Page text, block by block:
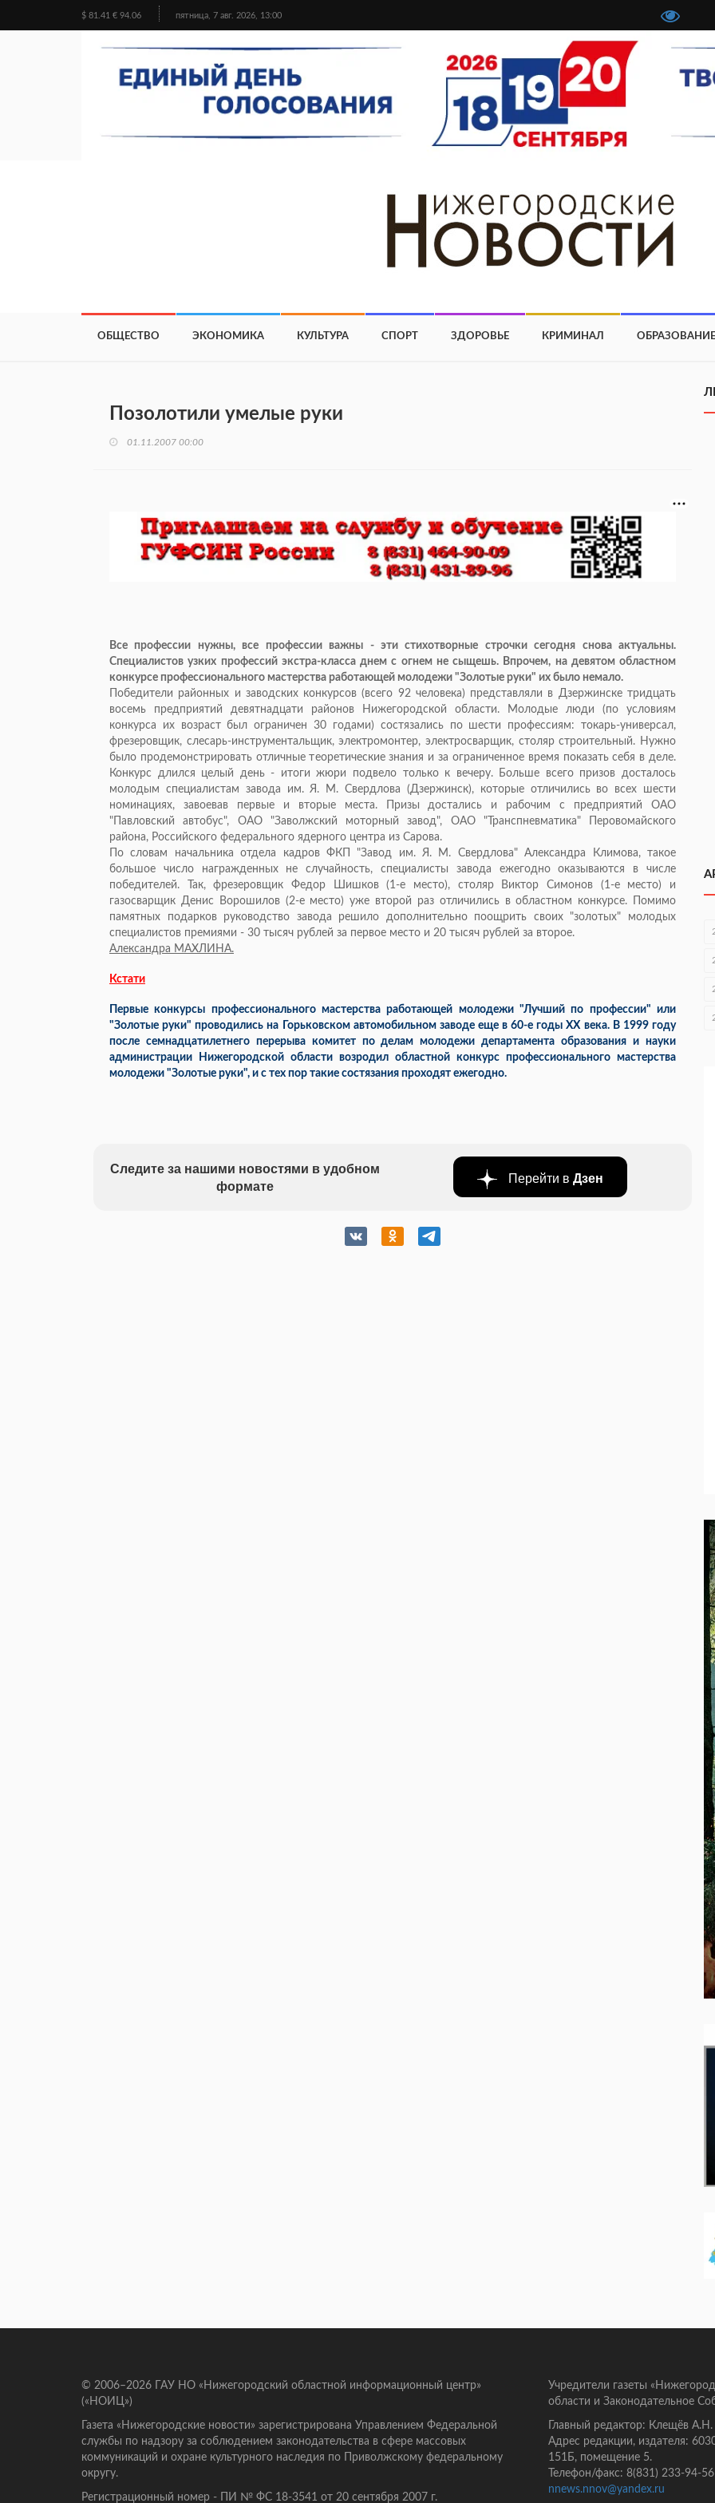
$ 81.41 € 94.06 пятница, 7 авг. 2026, 13:00
ОБЩЕСТВО ЭКОНОМИКА КУЛЬТУРА СПОРТ ЗДОРОВЬЕ КРИМИНАЛ ОБРАЗОВАНИЕ
Позолотили умелые руки
01.11.2007 00:00
Все профессии нужны, все профессии важны - эти стихотворные строчки сегодня снова актуальны.
Специалистов узких профессий экстра-класса днем с огнем не сыщешь. Впрочем, на девятом областном
конкурсе профессионального мастерства работающей молодежи "Золотые руки" их было немало.
Победители районных и заводских конкурсов (всего 92 человека) представляли в Дзержинске тридцать
восемь предприятий девятнадцати районов Нижегородской области. Молодые люди (по условиям
конкурса их возраст был ограничен 30 годами) состязались по шести профессиям: токарь-универсал,
фрезеровщик, слесарь-инструментальщик, электромонтер, электросварщик, столяр строительный. Нужно
было продемонстрировать отличные теоретические знания и за ограниченное время показать себя в деле.
Конкурс длился целый день - итоги жюри подвело только к вечеру. Больше всего призов досталось
молодым специалистам завода им. Я. М. Свердлова (Дзержинск), которые отличились во всех шести
номинациях, завоевав первые и вторые места. Призы достались и рабочим с предприятий ОАО
"Павловский автобус", ОАО "Заволжский моторный завод", ОАО "Транспневматика" Перовомайского
района, Российского федерального ядерного центра из Сарова.
По словам начальника отдела кадров ФКП "Завод им. Я. М. Свердлова" Александра Климова, такое
большое число награжденных не случайность, специалисты завода ежегодно оказываются в числе
победителей. Так, фрезеровщик Федор Шишков (1-е место), столяр Виктор Симонов (1-е место) и
газосварщик Денис Ворошилов (2-е место) уже второй раз отличились в областном конкурсе. Помимо
памятных подарков руководство завода решило дополнительно поощрить своих "золотых" молодых
специалистов премиями - 30 тысяч рублей за первое место и 20 тысяч рублей за второе.
Александра МАХЛИНА.
Кстати
Первые конкурсы профессионального мастерства работающей молодежи "Лучший по профессии" или
"Золотые руки" проводились на Горьковском автомобильном заводе еще в 60-е годы XX века. В 1999 году
после семнадцатилетнего перерыва комитет по делам молодежи департамента образования и науки
администрации Нижегородской области возродил областной конкурс профессионального мастерства
молодежи "Золотые руки", и с тех пор такие состязания проходят ежегодно.
Следите за нашими новостями в удобном
формате
Перейти в Дзен
© 2006–2026 ГАУ НО «Нижегородский областной информационный центр»
(«НОИЦ»)
Газета «Нижегородские новости» зарегистрирована Управлением Федеральной
службы по надзору за соблюдением законодательства в сфере массовых
коммуникаций и охране культурного наследия по Приволжскому федеральному
округу.
Регистрационный номер - ПИ № ФС 18-3541 от 20 сентября 2007 г.
Учредители газеты
области и Законодательное
Главный редактор: Клещёв А.Н.
Адрес редакции, издателя:
151Б, помещение 5.
Телефон/факс: 8(831) 233-94-
nnews.nnov@yandex.ru